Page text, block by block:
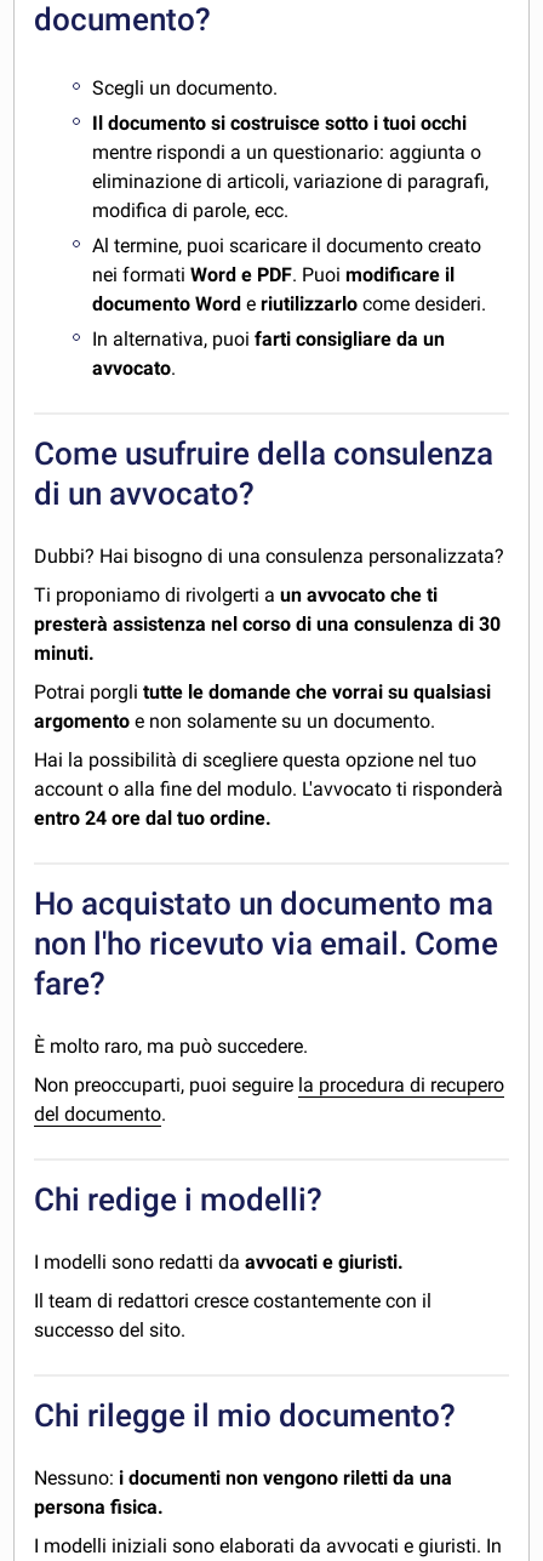
documento?
Scegli un documento.
Il documento si costruisce sotto i tuoi occhi
mentre rispondi a un questionario: aggiunta o
eliminazione di articoli, variazione di paragrafi,
modifica di parole, ecc.
Al termine, puoi scaricare il documento creato
nei formatiWord e PDF. Puoimodificare il
documento Word eriutilizzarlo come desideri.
In alternativa, puoifarti consigliare da un
avvocato.
Come usufruire della consulenza
di un avvocato?
Dubbi? Hai bisogno di una consulenza personalizzata?
Ti proponiamo di rivolgerti aun avvocato che ti
presterà assistenza nel corso di una consulenza di 30
minuti.
Potrai porglitutte le domande che vorrai su qualsiasi
argomento e non solamente su un documento.
Hai la possibilità di scegliere questa opzione nel tuo
account o alla fine del modulo. L'avvocato ti risponderà
entro 24 ore dal tuo ordine.
Ho acquistato un documento ma
non l'ho ricevuto via email. Come
fare?
È molto raro, ma può succedere.
Non preoccuparti, puoi seguire la procedura di recupero
del documento.
Chi redige i modelli?
I modelli sono redatti daavvocati e giuristi.
Il team di redattori cresce costantemente con il
successo del sito.
Chi rilegge il mio documento?
Nessuno: i documenti non vengono riletti da una
persona fisica.
I modelli iniziali sono elaborati da avvocati e giuristi. In